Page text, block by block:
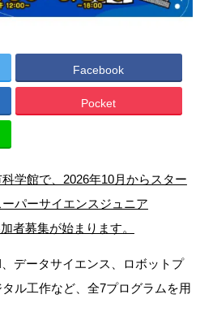
Facebook
Pocket
学館で、2026年10月からスター
パーサイエンスジュニア
者募集が始まります。
データサイエンス、ロボットプ
ル工作など、全7プログラムを用